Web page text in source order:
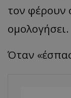
τον φέρουν
ομολογήσει.
Όταν